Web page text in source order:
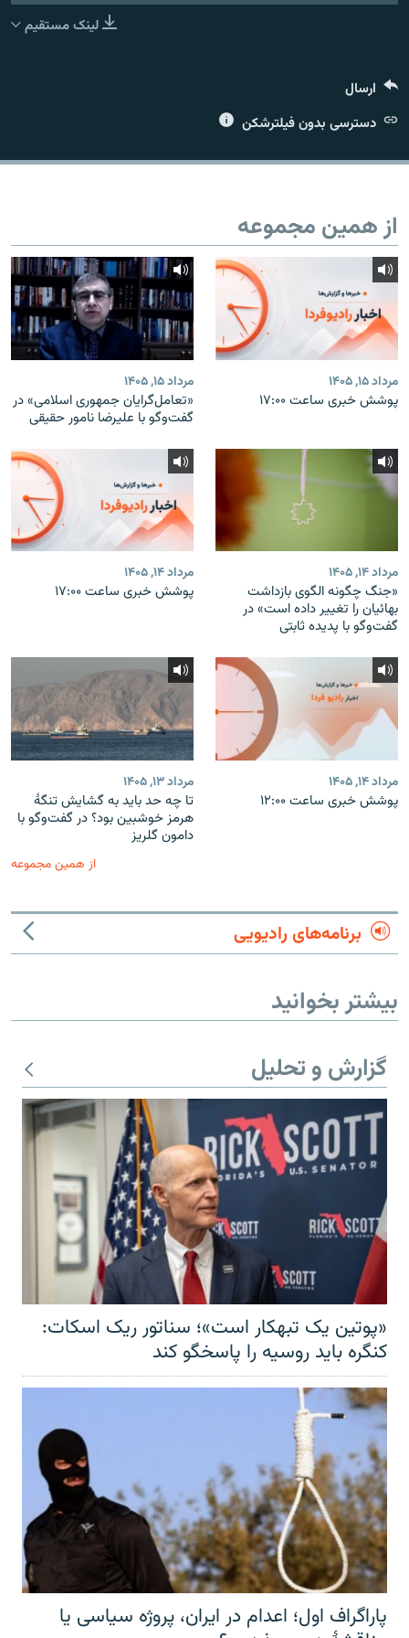
لینک مستقیم
ارسال
دسترسی بدون فیلترشکن
از همین مجموعه
مرداد ۱۵, ۱۴۰۵
پوشش خبری ساعت ۱۷:۰۰
مرداد ۱۵, ۱۴۰۵
«تعامل‌گرایان جمهوری اسلامی» در
گفت‌وگو با علیرضا نامور حقیقی
مرداد ۱۴, ۱۴۰۵
«جنگ چگونه الگوی بازداشت
بهائیان را تغییر داده است» در
گفت‌وگو با پدیده ثابتی
مرداد ۱۴, ۱۴۰۵
پوشش خبری ساعت ۱۷:۰۰
مرداد ۱۴, ۱۴۰۵
پوشش خبری ساعت ۱۲:۰۰
مرداد ۱۳, ۱۴۰۵
تا چه حد باید به گشایش تنگهٔ
هرمز خوشبین بود؟ در گفت‌وگو با
دامون گلریز
از همین مجموعه
برنامه‌های رادیویی
بیشتر بخوانید
گزارش و تحلیل
«پوتین یک تبهکار است»؛ سناتور ریک اسکات:
کنگره باید روسیه را پاسخگو کند
پاراگراف اول؛ اعدام در ایران، پروژه سیاسی یا